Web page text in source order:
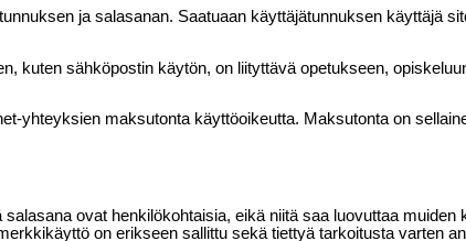
ja salasanan. Saatuaan käyttäjätunnuksen käyttäjä
kuten sähköpostin käytön, on liityttävä opetukseen,
yhteyksien maksutonta käyttöoikeutta. Maksutonta on
ovat henkilökohtaisia, eikä niitä saa luovuttaa
on erikseen sallittu sekä tiettyä tarkoitusta varten